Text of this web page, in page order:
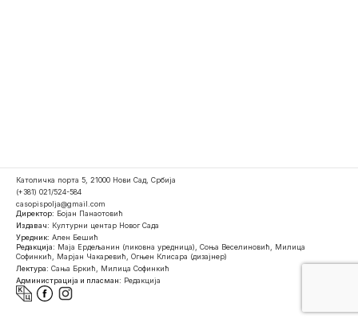
Католичка порта 5, 21000 Нови Сад, Србија
(+381) 021/524-584
casopispolja@gmail.com
Директор: Бојан Панаотовић
Издавач: Културни центар Новог Сада
Уредник: Ален Бешић
Редакција: Маја Ердељанин (ликовна уредница), Соња Веселиновић, Милица
Софинкић, Марјан Чакаревић, Огњен Клисара (дизајнер)
Лектура: Сања Бркић, Милица Софинкић
Администрација и пласман: Редакција